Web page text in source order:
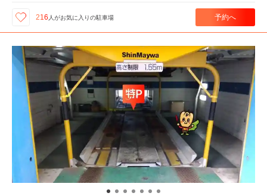
216 人がお気に入りの駐車場 予約へ